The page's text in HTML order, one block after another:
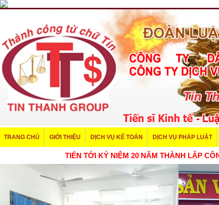
TRANG CHỦ GIỚI THIỆU DỊCH VỤ KẾ TOÁN DỊCH VỤ PHÁP LUẬT
TIẾN TỚI KỶ NIỆM 20 NĂM THÀNH